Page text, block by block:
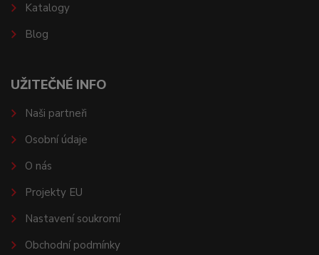
Katalogy
Blog
UŽITEČNÉ INFO
Naši partneři
Osobní údaje
O nás
Projekty EU
Nastavení soukromí
Obchodní podmínky